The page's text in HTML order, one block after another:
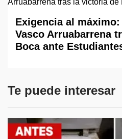
Exigencia al
Vasco Arruabarrena
Boca ante
Te puede interesar